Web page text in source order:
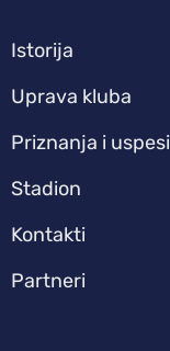
Istorija
Uprava kluba
Priznanja i uspesi
Stadion
Kontakti
Partneri